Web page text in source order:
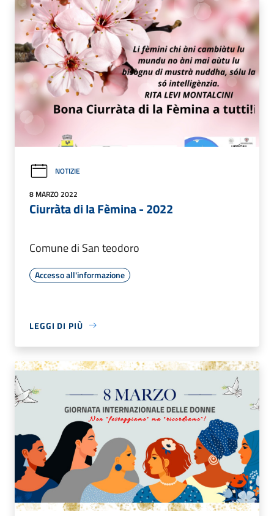
NOTIZIE
8 MARZO 2022
Ciurràta di la Fèmina - 2022
Comune di San teodoro
Accesso all'informazione
LEGGI DI PIÙ